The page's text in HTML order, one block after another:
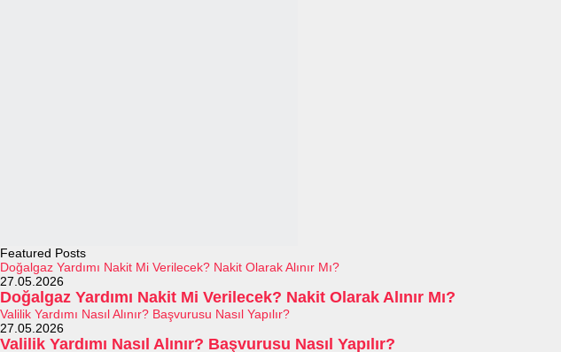
Featured Posts
Doğalgaz Yardımı Nakit Mi Verilecek? Nakit Olarak Alınır Mı?
27.05.2026
Doğalgaz Yardımı Nakit Mi Verilecek? Nakit Olarak Alınır Mı?
Valilik Yardımı Nasıl Alınır? Başvurusu Nasıl Yapılır?
27.05.2026
Valilik Yardımı Nasıl Alınır? Başvurusu Nasıl Yapılır?